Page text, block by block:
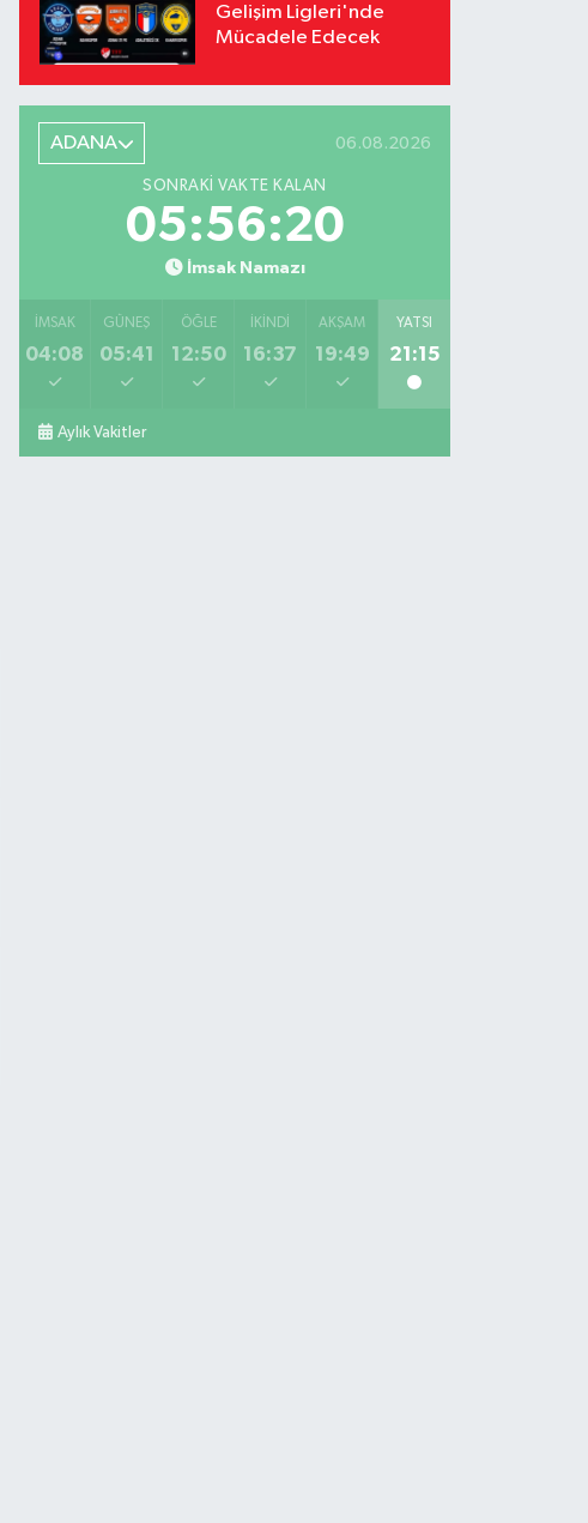
Gelişim Ligleri'nde
Mücadele Edecek
ADANA 06.08.2026
SONRAKI VAKTE KALAN
05:56:19
İmsak Namazı
İMSAK
04:08
GÜNEŞ
05:41
ÖĞLE
12:50
İKINDI
16:37
AKŞAM
19:49
YATSI
21:15
Aylık Vakitler